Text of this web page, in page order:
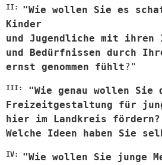
II: "Wie wollen Sie es
Kinder
und Jugendliche mit ihren
und Bedürfnissen durch
ernst genommen fühlt?"
III:
"Wie genau wollen
Freizeitgestaltung für
hier im Landkreis fördern?
Welche Ideen haben Sie
IV: "Wie wollen Sie junge